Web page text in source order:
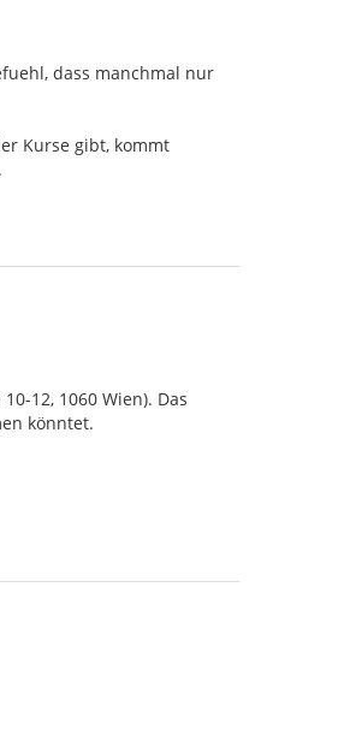
dass manchmal nur
Kurse gibt, kommt
12, 1060 Wien). Das
könntet.